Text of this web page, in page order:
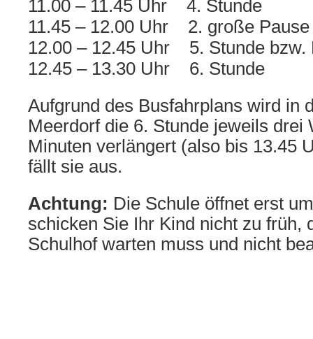
11.00 – 11.45 Uhr 4. Stunde
11.45 – 12.00 Uhr 2. große Pause
12.00 – 12.45 Uhr 5. Stunde bzw.
12.45 – 13.30 Uhr 6. Stunde
Aufgrund des Busfahrplans wird in
Meerdorf die 6. Stunde jeweils drei
Minuten verlängert (also bis 13.45
fällt sie aus.
Achtung: Die Schule öffnet erst
schicken Sie Ihr Kind nicht zu früh,
Schulhof warten muss und nicht